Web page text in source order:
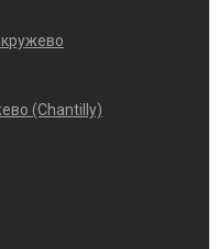
(Chantilly)